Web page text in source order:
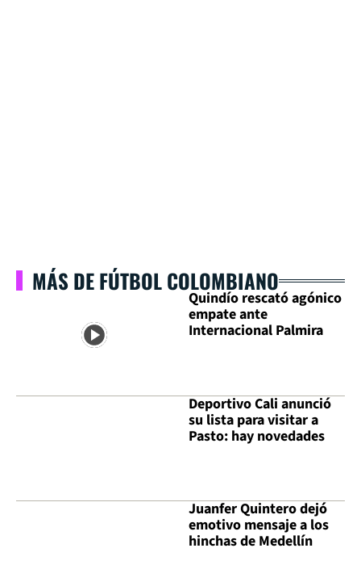
MÁS DE FÚTBOL COLOMBIANO
Quindío rescató agónico
empate ante
Internacional Palmira
Deportivo Cali anunció
su lista para visitar a
Pasto: hay novedades
Juanfer Quintero dejó
emotivo mensaje a los
hinchas de Medellín